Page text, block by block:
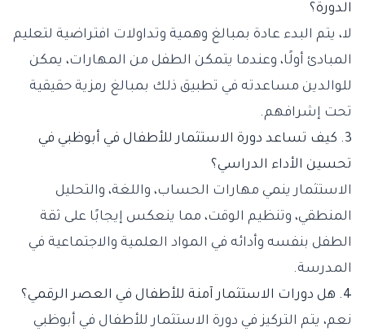
الدورة؟
لا، يتم البدء عادة بمبالغ وهمية وتداولات افتراضية لتعليم
المبادئ أولًا، وعندما يتمكن الطفل من المهارات، يمكن
للوالدين مساعدته في تطبيق ذلك بمبالغ رمزية حقيقية
تحت إشرافهم.
3. كيف تساعد دورة الاستثمار للأطفال في أبوظبي في
تحسين الأداء الدراسي؟
الاستثمار ينمي مهارات الحساب، واللغة، والتحليل
المنطقي، وتنظيم الوقت، مما ينعكس إيجابًا على ثقة
الطفل بنفسه وأدائه في المواد العلمية والاجتماعية في
المدرسة.
4. هل دورات الاستثمار آمنة للأطفال في العصر الرقمي؟
نعم، يتم التركيز في دورة الاستثمار للأطفال في أبوظبي